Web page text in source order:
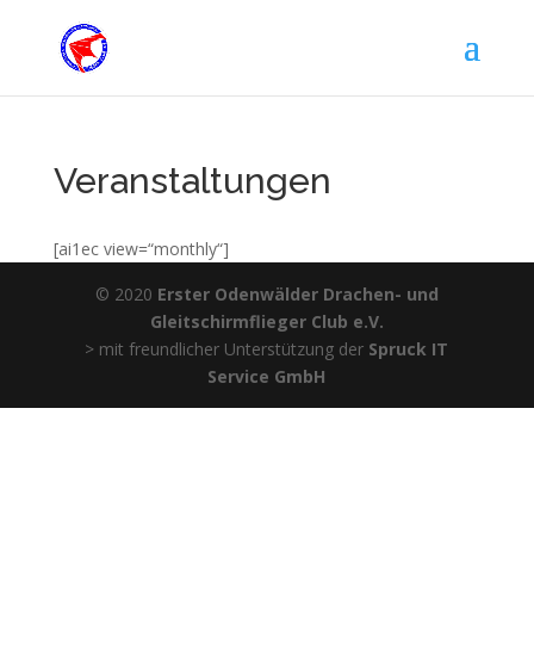
Veranstaltungen
[ai1ec view=“monthly“]
© 2020 Erster Odenwälder Drachen- und
Gleitschirmflieger Club e.V.
> mit freundlicher Unterstützung der Spruck IT
Service GmbH